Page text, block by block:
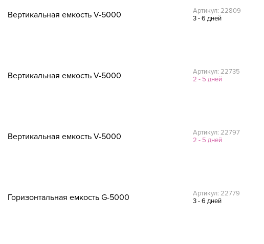
Вертикальная емкость V-5000
Артикул: 22809
3 - 6 дней
Вертикальная емкость V-5000
Артикул: 22735
2 - 5 дней
Вертикальная емкость V-5000
Артикул: 22797
2 - 5 дней
Горизонтальная емкость G-5000
Артикул: 22779
3 - 6 дней